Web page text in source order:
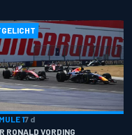
17 d
RONALD VORDING